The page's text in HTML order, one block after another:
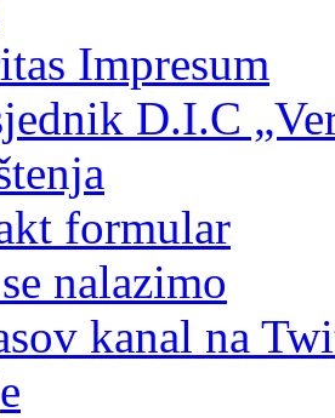
Impresum
D.I.C
formular
nalazimo
kanal na